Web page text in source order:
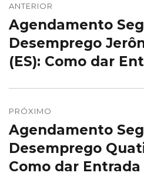
de
Post
ANTERIOR
Post
anterior:
Agendamento
Desemprego
(ES): Como dar
PRÓXIMO
Próximo
post:
Agendamento
Desemprego
Como dar Entrada